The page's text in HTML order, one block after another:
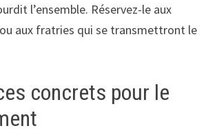
l’ensemble. Réservez-le aux
aux fratries qui se transmettront le
concrets pour le